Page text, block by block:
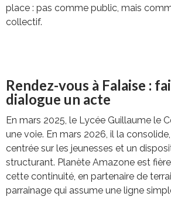
place : pas comme public, mais
collectif.
Rendez-vous à Falaise :
dialogue un acte
En mars 2025, le Lycée Guillaume le
une voie. En mars 2026, il la
centrée sur les jeunesses et un
structurant. Planète Amazone est fière
cette continuité, en partenaire de
parrainage qui assume une ligne